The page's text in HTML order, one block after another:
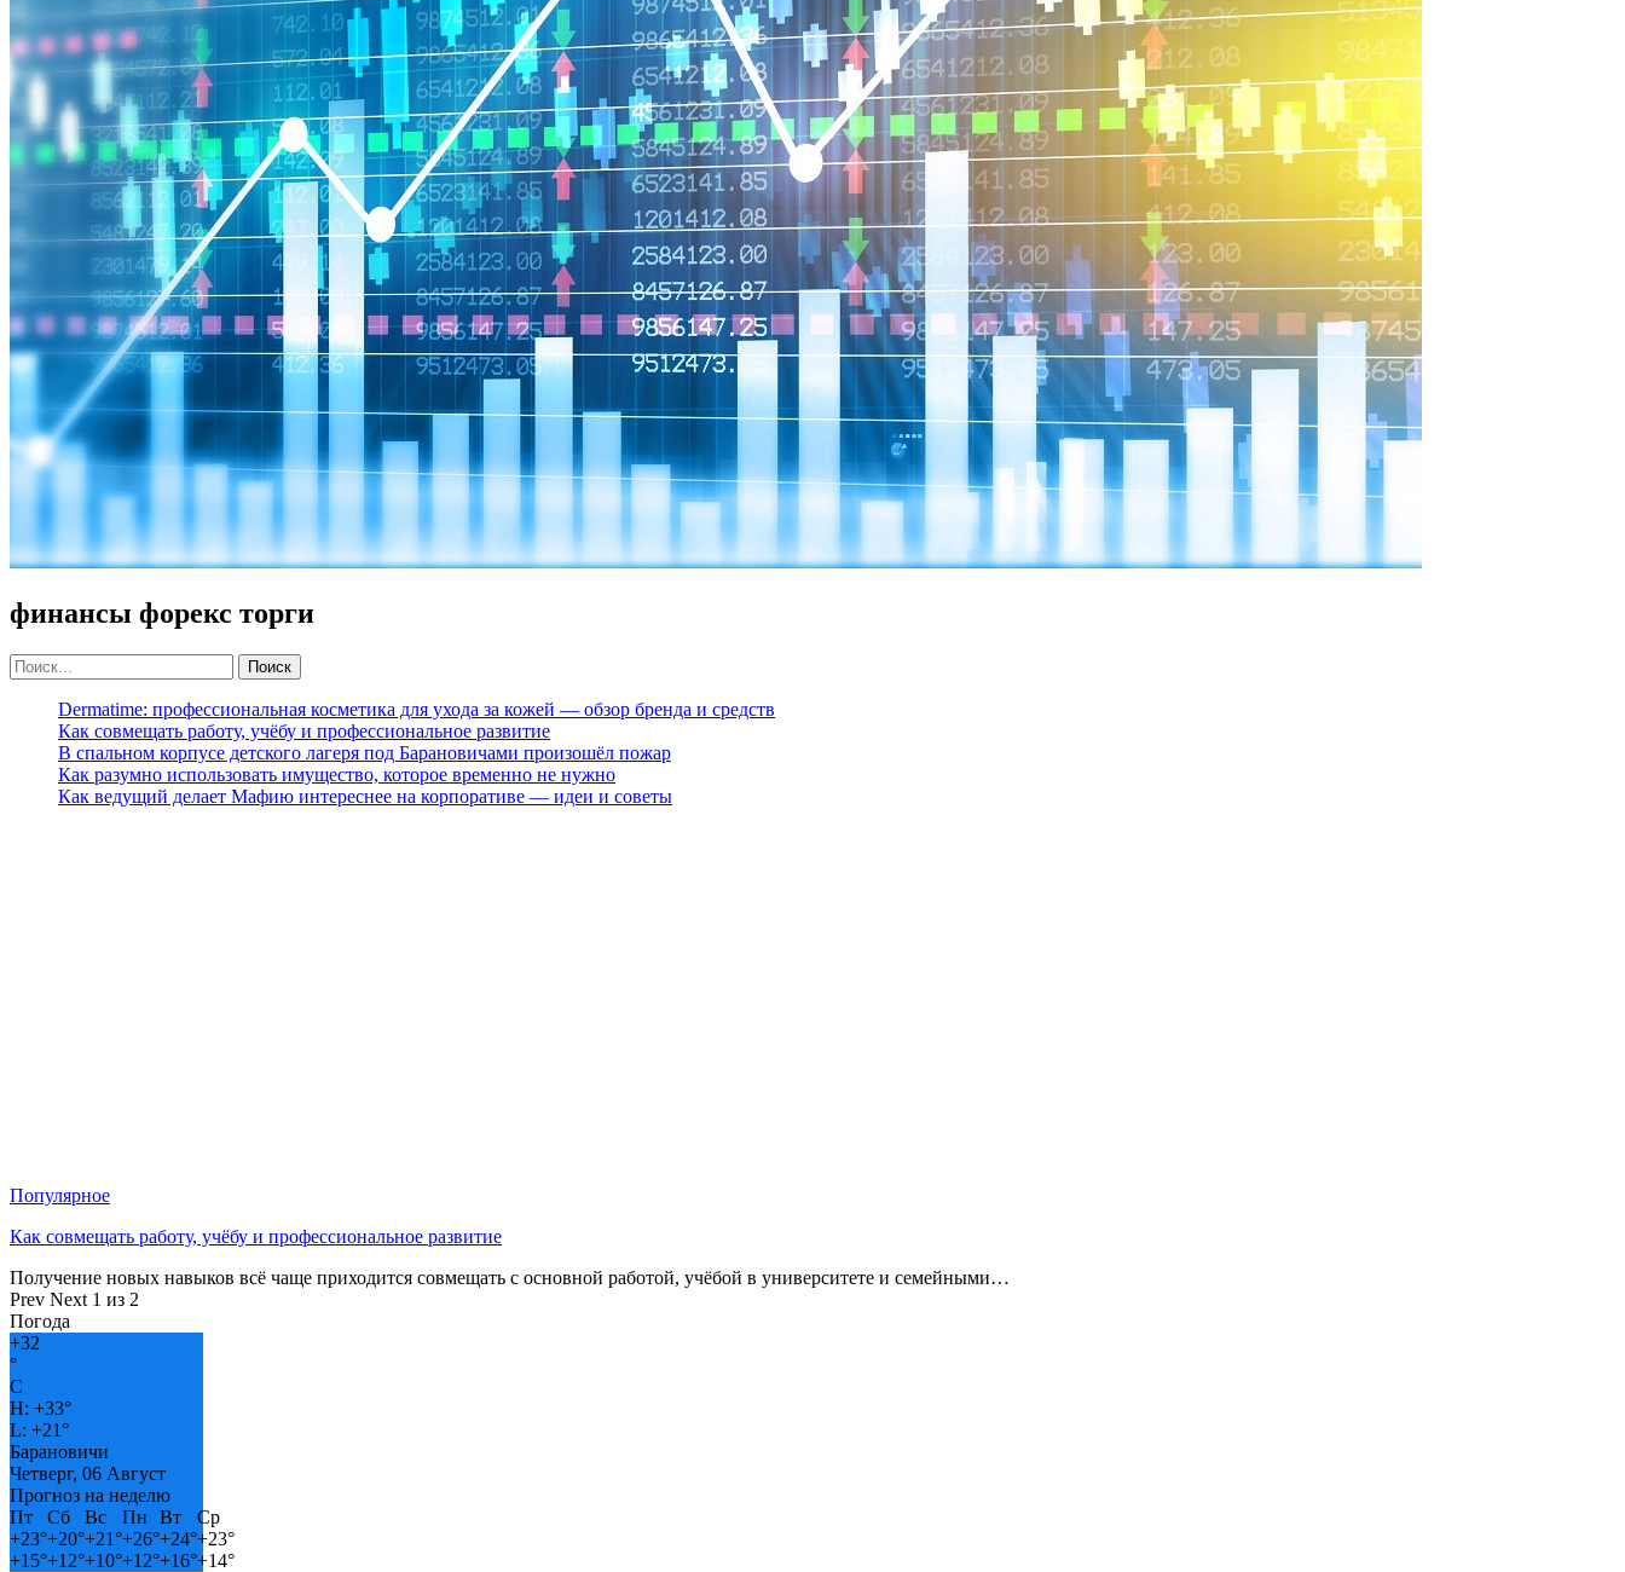
финансы форекс торги
Dermatime: профессиональная косметика для ухода за кожей — обзор бренда и средств
Как совмещать работу, учёбу и профессиональное развитие
В спальном корпусе детского лагеря под Барановичами произошёл пожар
Как разумно использовать имущество, которое временно не нужно
Как ведущий делает Мафию интереснее на корпоративе — идеи и советы
Популярное
Как совмещать работу, учёбу и профессиональное развитие
Получение новых навыков всё чаще приходится совмещать с основной работой, учёбой в университете и семейными…
Prev Next 1 из 2
Погода
+32
°
C
H: +33°
L: +21°
Барановичи
Четверг, 06 Август
Прогноз на неделю
Пт
Сб Вс Пн Вт
Ср
+23°+20°+21°+26°+24°+23°
+15°+12°+10°+12°+16°+14°